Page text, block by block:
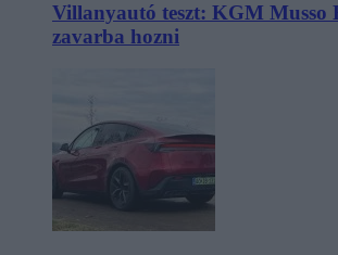
Villanyautó teszt: KGM Musso
zavarba hozni